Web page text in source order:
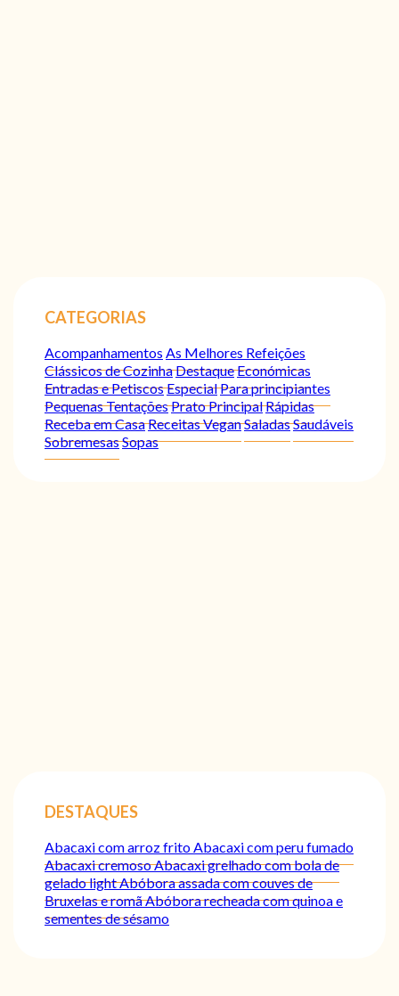
CATEGORIAS
Acompanhamentos As Melhores Refeições
Clássicos de CozinhaDestaqueEconómicas
Entradas e PetiscosEspecialPara principiantes
Pequenas TentaçõesPrato PrincipalRápidas
Receba em CasaReceitas VeganSaladasSaudáveis
SobremesasSopas
DESTAQUES
Abacaxi com arroz fritoAbacaxi com peru fumado
Abacaxi cremosoAbacaxi grelhado com bola de
gelado lightAbóbora assada com couves de
Bruxelas e romãAbóbora recheada com quinoa e
sementes de sésamo